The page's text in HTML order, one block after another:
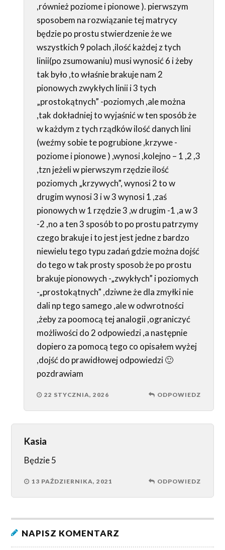
,również poziome i pionowe ). pierwszym
sposobem na rozwiązanie tej matrycy
będzie po prostu stwierdzenie że we
wszystkich 9 polach ,ilość każdej z tych
linii(po zsumowaniu) musi wynosić 6 i żeby
tak było ,to właśnie brakuje nam 2
pionowych zwykłych linii i 3 tych
„prostokątnych” -poziomych ,ale można
,tak dokładniej to wyjaśnić w ten sposób że
w każdym z tych rządków ilość danych lini
(weźmy sobie te pogrubione ,krzywe -
poziome i pionowe ) ,wynosi ,kolejno – 1 ,2 ,3
,tzn jeżeli w pierwszym rzędzie ilość
poziomych „krzywych”, wynosi 2 to w
drugim wynosi 3 i w 3 wynosi 1 ,zaś
pionowych w 1 rzędzie 3 ,w drugim -1 ,a w 3
-2 ,no a ten 3 sposób to po prostu patrzymy
czego brakuje i to jest jest jedne z bardzo
niewielu tego typu zadań gdzie można dojść
do tego w tak prosty sposob że po prostu
brakuje pionowych -„zwykłych” i poziomych
-„prostokątnych” ,dziwne że dla zmyłki nie
dali np tego samego ,ale w odwrotności
,żeby za poomocą tej analogii ,ograniczyć
możliwości do 2 odpowiedzi ,a następnie
dopiero za pomocą tego co opisałem wyżej
,dojść do prawidłowej odpowiedzi 🙂
pozdrawiam
22 STYCZNIA, 2026 ODPOWIEDZ
Kasia
Będzie 5
13 PAŹDZIERNIKA, 2021 ODPOWIEDZ
NAPISZ KOMENTARZ